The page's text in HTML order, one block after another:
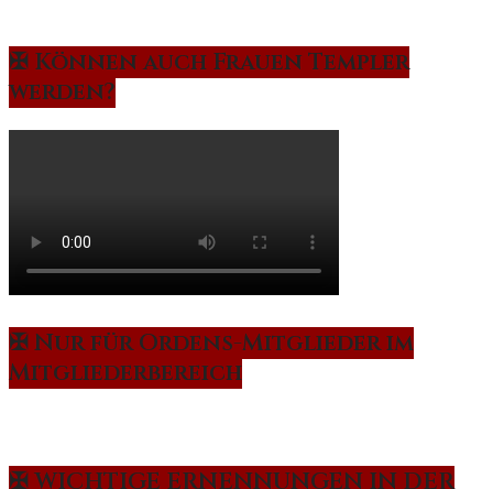
✠ Können auch Frauen Templer
werden?
✠ Nur für Ordens-Mitglieder im
Mitgliederbereich
✠ WICHTIGE ERNENNUNGEN IN DER